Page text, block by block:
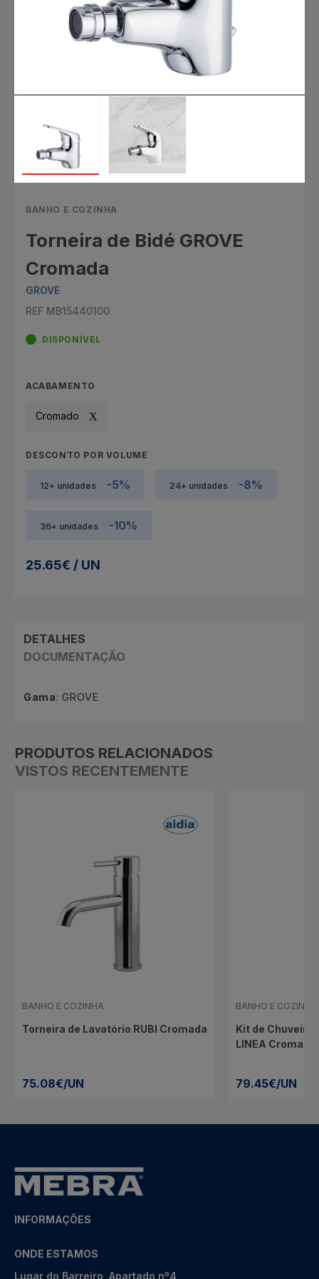
BANHO E COZINHA
Torneira de Bidé GROVE
Cromada
GROVE
REF MB15440100
DISPONÍVEL
ACABAMENTO
Cromado
DESCONTO POR VOLUME
12+ unidades -5% 24+ unidades -8%
36+ unidades -10%
25.65€ / UN
DETALHES
DOCUMENTAÇÃO
Gama: GROVE
PRODUTOS RELACIONADOS
VISTOS RECENTEMENTE
BANHO E COZINHA
Torneira de Lavatório RUBI Cromada
75.08€/UN
BANHO E COZINHA
Kit de Chuveiro
LINEA Cromado
79.45€/UN
INFORMAÇÕES
ONDE ESTAMOS
Lugar do Barreiro, Apartado nº4